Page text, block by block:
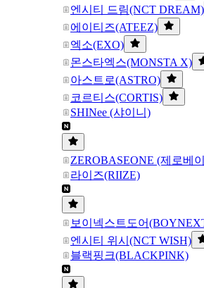
엔시티 드림(NCT DREAM)
에이티즈(ATEEZ)
엑소(EXO)
몬스타엑스(MONSTA X)
아스트로(ASTRO)
코르티스(CORTIS)
SHINee (샤이니)
ZEROBASEONE (제로베
라이즈(RIIZE)
보이넥스트도어
엔시티 위시(NCT WISH)
블랙핑크(BLACKPINK)